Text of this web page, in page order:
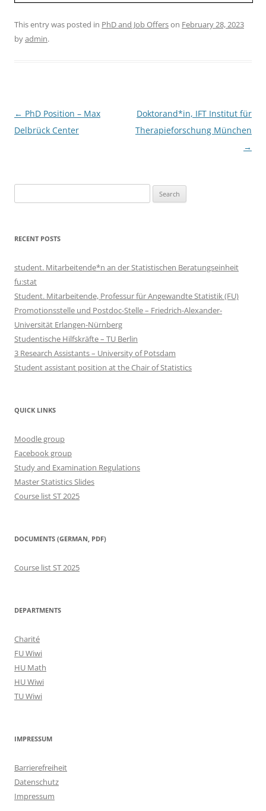
This entry was posted in PhD and Job Offerson February 28, 2023
byadmin.
Post
navigation
← PhD Position – Max
Delbrück Center
Doktorand*in, IFT Institut für
Therapieforschung München
→
for:
RECENT POSTS
student. Mitarbeitende*n an der Statistischen Beratungseinheit
fu:stat
Student. Mitarbeitende, Professur für Angewandte Statistik (FU)
Promotionsstelle und Postdoc-Stelle – Friedrich-Alexander-
Universität Erlangen-Nürnberg
Studentische Hilfskräfte – TU Berlin
3 Research Assistants – University of Potsdam
Student assistant position at the Chair of Statistics
QUICK LINKS
Moodle group
Facebook group
Study and Examination Regulations
Master Statistics Slides
Course list ST 2025
DOCUMENTS (GERMAN, PDF)
Course list ST 2025
DEPARTMENTS
Charité
FU Wiwi
HU Math
HU Wiwi
TU Wiwi
IMPRESSUM
Barrierefreiheit
Datenschutz
Impressum